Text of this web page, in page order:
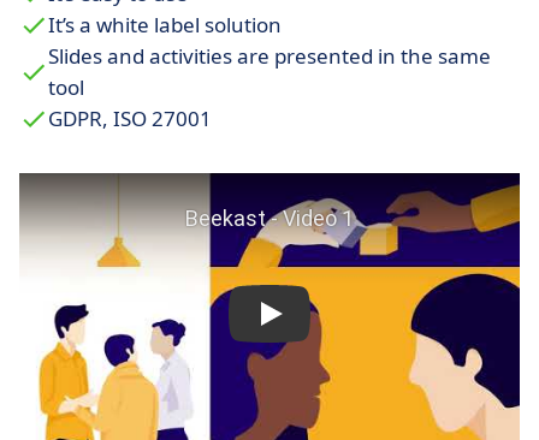
It’s a white label solution
Slides and activities are presented in the same
tool
GDPR, ISO 27001